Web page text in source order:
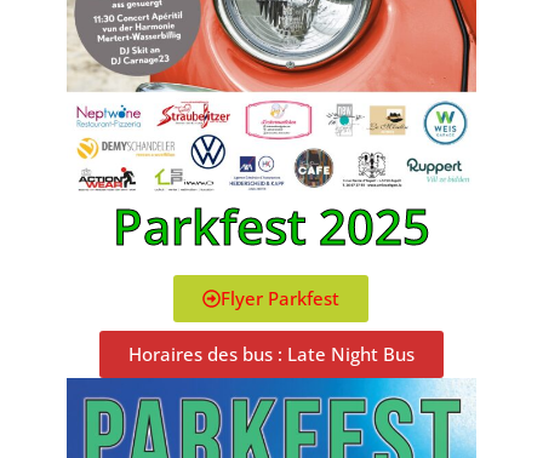
Parkfest 2025
Flyer Parkfest
Horaires des bus : Late Night Bus